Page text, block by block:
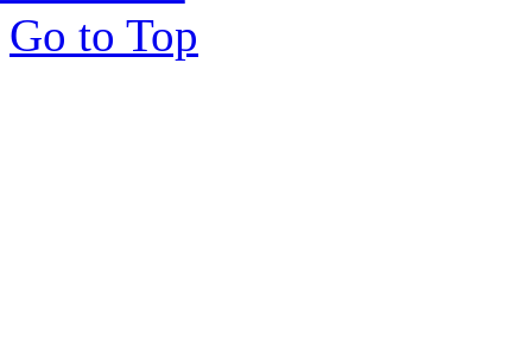
Go to Top